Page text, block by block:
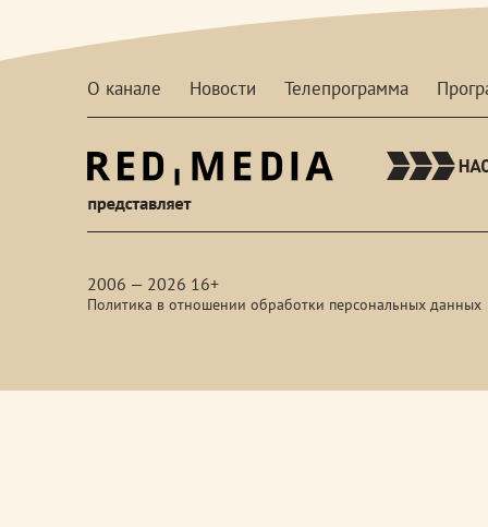
О канале Новости Телепрограмма
2006 — 2026 16+
Политика в отношении обработки персональных данных